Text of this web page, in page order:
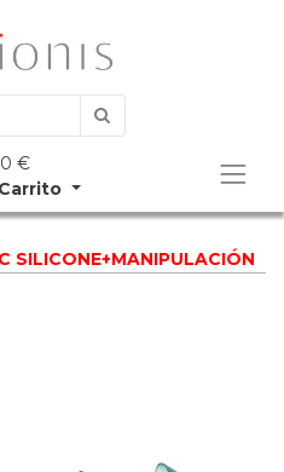
€
SILICONE+MANIPULACIÓN